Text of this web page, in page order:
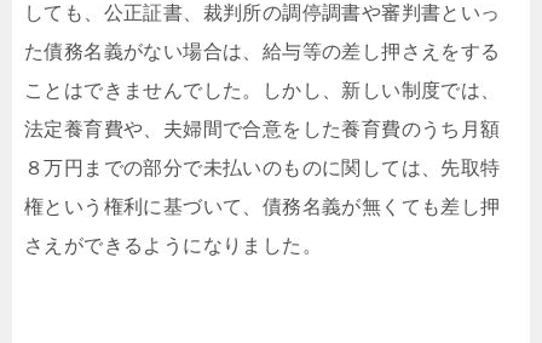
しても、公正証書、裁判所の調停調書や審判書といっ
た債務名義がない場合は、給与等の差し押さえをする
ことはできませんでした。しかし、新しい制度では、
法定養育費や、夫婦間で合意をした養育費のうち月額
８万円までの部分で未払いのものに関しては、先取特
権という権利に基づいて、債務名義が無くても差し押
さえができるようになりました。